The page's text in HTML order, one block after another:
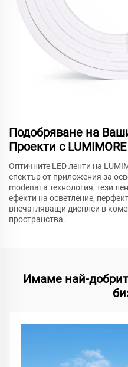
Подобряване на
Проекти с
Оптичните LED ленти на
спектър от приложения за
modenата технология, тези
ефекти на осветление,
впечатляващи дисплеи в
пространства.
Имаме най-